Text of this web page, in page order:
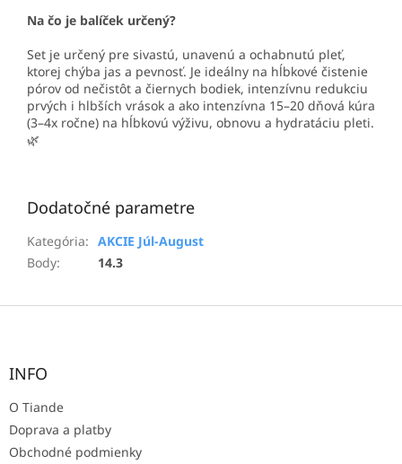
Na čo je balíček určený?
Set je určený pre sivastú, unavenú a ochabnutú pleť,
ktorej chýba jas a pevnosť. Je ideálny na hĺbkové čistenie
pórov od nečistôt a čiernych bodiek, intenzívnu redukciu
prvých i hlbších vrások a ako intenzívna 15–20 dňová kúra
(3–4x ročne) na hĺbkovú výživu, obnovu a hydratáciu pleti.
🌿
Dodatočné parametre
Kategória: AKCIE Júl-August
Body: 14.3
Z
INFO
O Tiande
Doprava a platby
Obchodné podmienky